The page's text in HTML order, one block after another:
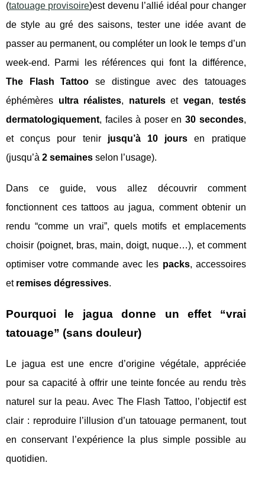
(tatouage provisoire)est devenu l’allié idéal pour changer
de style au gré des saisons, tester une idée avant de
passer au permanent, ou compléter un look le temps d’un
week-end. Parmi les références qui font la différence,
The Flash Tattoo se distingue avec des tatouages
éphémères ultra réalistes, naturelsetvegan, testés
dermatologiquement, faciles à poser en 30 secondes,
et conçus pour tenir jusqu’à 10 jours en pratique
(jusqu’à 2 semaines selon l’usage).
Dans ce guide, vous allez découvrir comment
fonctionnent ces tattoos au jagua, comment obtenir un
rendu “comme un vrai”, quels motifs et emplacements
choisir (poignet, bras, main, doigt, nuque…), et comment
optimiser votre commande avec les packs, accessoires
et remises dégressives.
Pourquoi le jagua donne un effet “vrai
tatouage” (sans douleur)
Le jagua est une encre d’origine végétale, appréciée
pour sa capacité à offrir une teinte foncée au rendu très
naturel sur la peau. Avec The Flash Tattoo, l’objectif est
clair : reproduire l’illusion d’un tatouage permanent, tout
en conservant l’expérience la plus simple possible au
quotidien.